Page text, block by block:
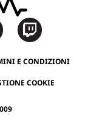
E CONDIZIONI
COOKIE